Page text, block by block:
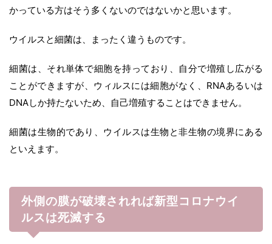
かっている方はそう多くないのではないかと思います。
ウイルスと細菌は、まったく違うものです。
細菌は、それ単体で細胞を持っており、自分で増殖し広がる
ことができますが、ウィルスには細胞がなく、RNAあるいは
DNAしか持たないため、自己増殖することはできません。
細菌は生物的であり、ウイルスは生物と非生物の境界にある
といえます。
外側の膜が破壊されれば新型コロナウイ
ルスは死滅する